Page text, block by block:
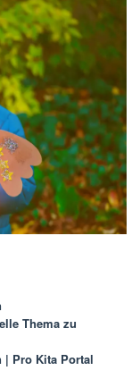
Thema zu
| Pro Kita Portal